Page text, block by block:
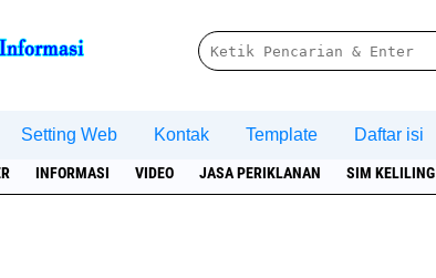
Setting Web Kontak Template Daftar isi
INFORMASI VIDEO JASA PERIKLANAN SIM KELILING